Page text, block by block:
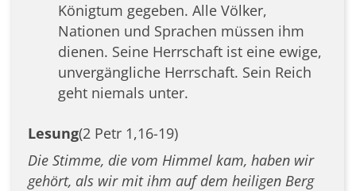
Königtum gegeben. Alle Völker,
Nationen und Sprachen müssen ihm
dienen. Seine Herrschaft ist eine ewige,
unvergängliche Herrschaft. Sein Reich
geht niemals unter.
Lesung(2 Petr 1,16-19)
Die Stimme, die vom Himmel kam, haben wir
gehört, als wir mit ihm auf dem heiligen Berg